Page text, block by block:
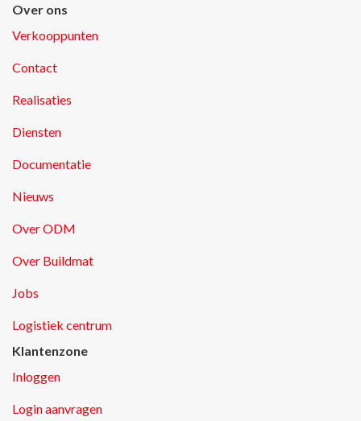
Over ons
Verkooppunten
Contact
Realisaties
Diensten
Documentatie
Nieuws
Over ODM
Over Buildmat
Jobs
Logistiek centrum
Klantenzone
Inloggen
Login aanvragen